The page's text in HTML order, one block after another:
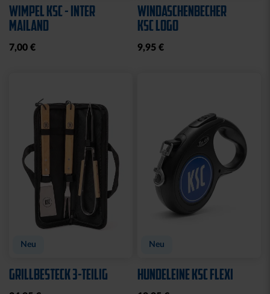
WIMPEL KSC - INTER
MAILAND
7,00 €
WINDASCHENBECHER
KSC LOGO
9,95 €
Neu
GRILLBESTECK 3-TEILIG
Neu
HUNDELEINE KSC FLEXI